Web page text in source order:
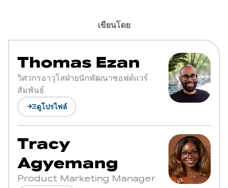
เขียนโดย
Thomas Ezan
วิศวกรอาวุโสฝ่ายนักพัฒนาซอฟต์แวร์
สัมพันธ์
read_moreดูโปรไฟล์
Tracy
Agyemang
Product Marketing Manager